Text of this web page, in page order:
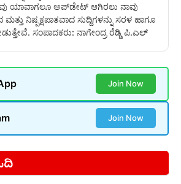
ಯಾವಾಗಲೂ ಅಪ್‌ಡೇಟ್ ಆಗಿರಲು ನಾವು
ನಿಷ್ಪಕ್ಷಪಾತವಾದ ಸುದ್ದಿಗಳನ್ನು ಸರಳ ಹಾಗೂ
ಸಂಪಾದಕರು: ನಾಗೇಂದ್ರ ರೆಡ್ಡಿ ಪಿ.ಎಲ್
Join Now
Join Now